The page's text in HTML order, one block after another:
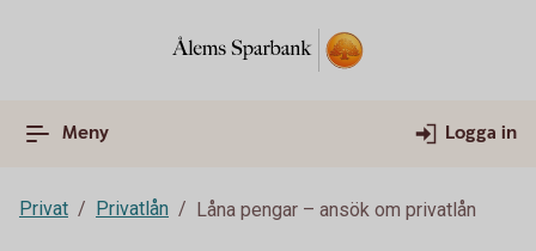
Meny Logga in
Privat Privatlån Låna pengar – ansök om privatlån